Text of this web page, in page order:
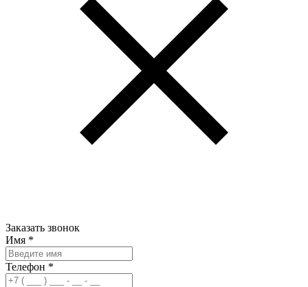
Заказать звонок
Имя *
Телефон *